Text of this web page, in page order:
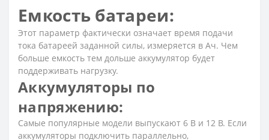
Емкость батареи:
Этот параметр фактически означает время подачи
тока батареей заданной силы, измеряется в Ач. Чем
больше емкость тем дольше аккумулятор будет
поддерживать нагрузку.
Аккумуляторы по
напряжению:
Самые популярные модели выпускают 6 В и 12 В. Если
аккумуляторы подключить параллельно,